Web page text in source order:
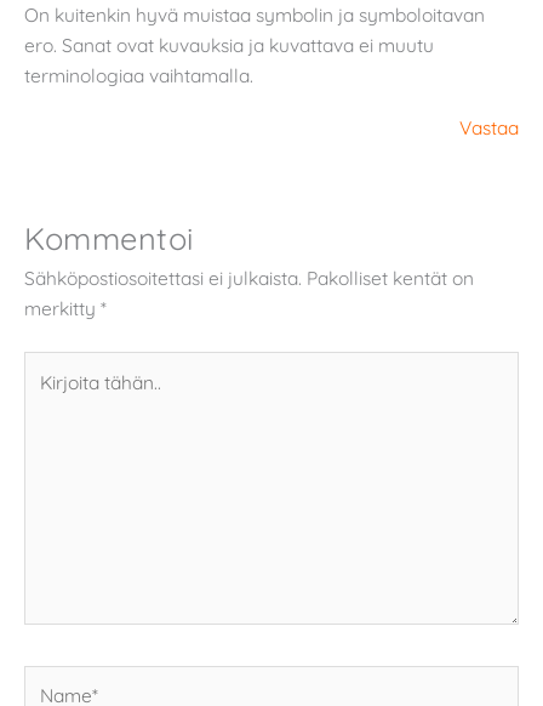
On kuitenkin hyvä muistaa symbolin ja symboloitavan
ero. Sanat ovat kuvauksia ja kuvattava ei muutu
terminologiaa vaihtamalla.
Vastaa
Kommentoi
Sähköpostiosoitettasi ei julkaista. Pakolliset kentät on
merkitty *
tähän..